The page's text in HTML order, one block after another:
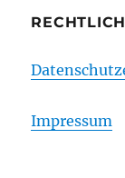
Impressum